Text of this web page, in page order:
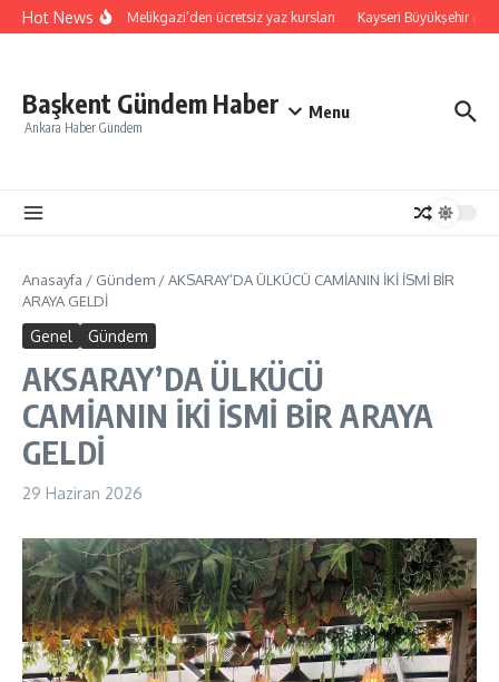
İçeriğe atla
Hot NewsKayseri Melikgazi’den ücretsiz yaz kursları Kayseri Büyükşehir
Başkent Gündem Haber
Ankara Haber Gündem
Menu
Anasayfa / Gündem /AKSARAY’DA ÜLKÜCÜ CAMİANIN İKİ İSMİ BİR
ARAYA GELDİ
Genel Gündem
AKSARAY’DA ÜLKÜCÜ
CAMİANIN İKİ İSMİ BİR ARAYA
GELDİ
29 Haziran 2026